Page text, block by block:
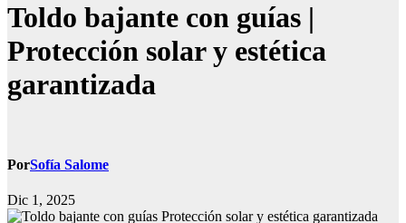
Toldo bajante con guías |
Protección solar y estética
garantizada
PorSofía Salome
Dic 1, 2025